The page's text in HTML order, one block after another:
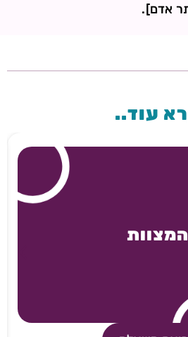
אדם].
עוד..
המצוות